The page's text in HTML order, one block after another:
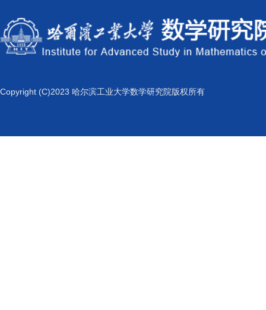
Copyright (C)2023 哈尔滨工业大学数学研究院版权所有